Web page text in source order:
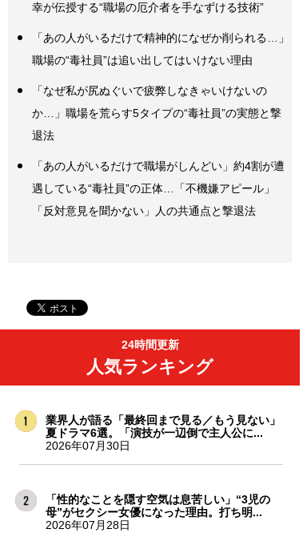
幸が伝授する“職場の厄介者を手なずける技術”
「あの人がいるだけで精神的になぜか削られる…」
職場の“毒社員”は追い出してはいけない理由
「なぜ私が尻ぬぐいで疲弊しなきゃいけないの
か…」職場を荒らす5タイプの“毒社員”の実態と撃
退法
「あの人がいるだけで職場がしんどい」約4割が遭
遇している“毒社員”の正体…「不機嫌アピール」
「反対意見を聞かない」人の共通点と撃退法
24時間更新
人気ランキング
業界人が語る「最終回まで見る／もう見ない」
夏ドラマ6選。「演技が一辺倒で主人公に...
2026年07月30日
「性的なことを隠す空気は息苦しい」“3児の
母”がセクシー女優になった理由。打ち明...
2026年07月28日